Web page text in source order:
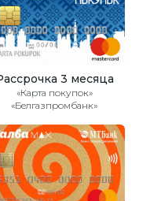
3 месяца
«Карта покупок»
«Белгазпромбанк»